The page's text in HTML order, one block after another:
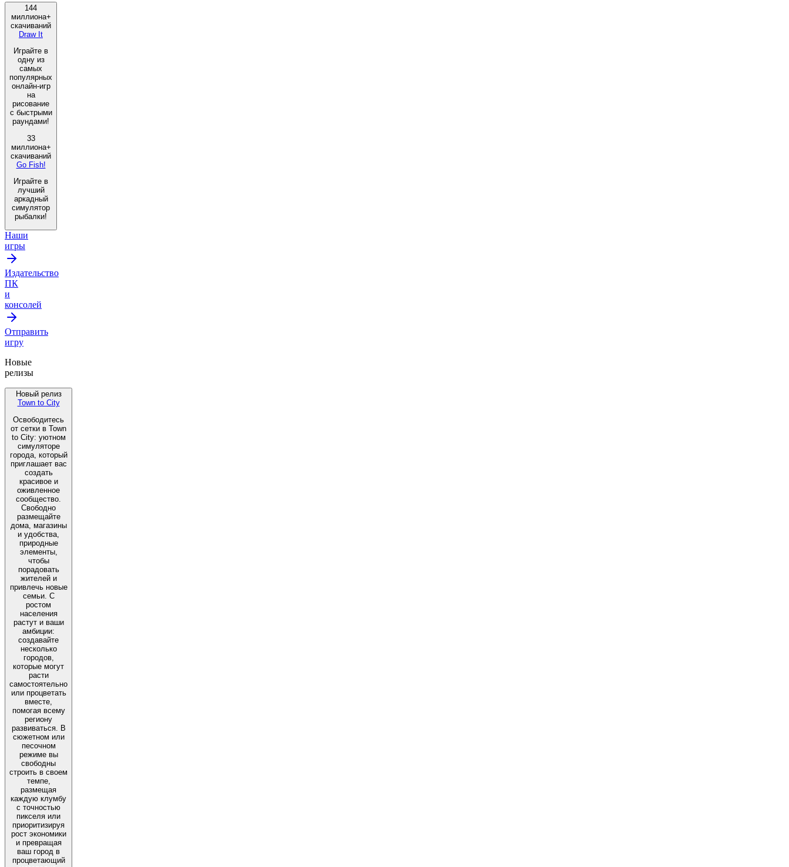
144
миллиона+
скачиваний
Draw It
Играйте в
одну из
самых
популярных
онлайн-игр
на
рисование
с быстрыми
раундами!
33
миллиона+
скачиваний
Go Fish!
Играйте в
лучший
аркадный
симулятор
рыбалки!
Наши
игры
Издательство
ПК
и
консолей
Отправить
игру
Новые
релизы
Новый релиз
Town to City
Освободитесь
от сетки в Town
to City: уютном
симуляторе
города, который
приглашает вас
создать
красивое и
оживленное
сообщество.
Свободно
размещайте
дома, магазины
и удобства,
природные
элементы,
чтобы
порадовать
жителей и
привлечь новые
семьи. С
ростом
населения
растут и ваши
амбиции:
создавайте
несколько
городов,
которые могут
расти
самостоятельно
или процветать
вместе,
помогая всему
региону
развиваться. В
сюжетном или
песочном
режиме вы
свободны
строить в своем
темпе,
размещая
каждую клумбу
с точностью
пикселя или
приоритизируя
рост экономики
и превращая
ваш город в
процветающий